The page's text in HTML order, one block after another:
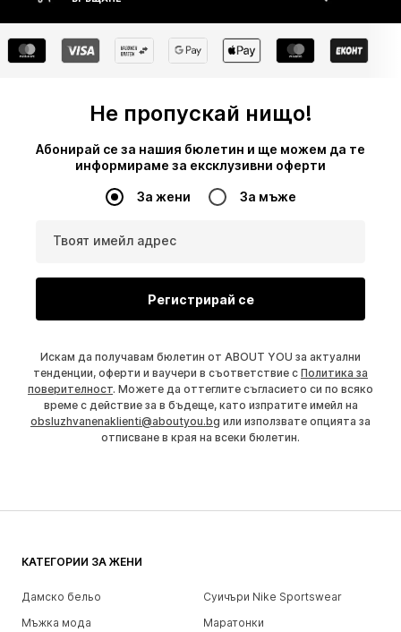
Не пропускай нищо!
Абонирай се за нашия бюлетин и ще можем да те
информираме за ексклузивни оферти
За жени За мъже
Твоят имейл адрес
Регистрирай се
Искам да получавам бюлетин от ABOUT YOU за актуални
тенденции, оферти и ваучери в съответствие с Политика за
поверителност. Можете да оттеглите съгласието си по всяко
време с действие за в бъдеще, като изпратите имейл на
obsluzhvanenaklienti@aboutyou.bg или използвате опцията за
отписване в края на всеки бюлетин.
КАТЕГОРИИ ЗА ЖЕНИ
Дамско бельо
Суичъри Nike Sportswear
Мъжка мода
Маратонки